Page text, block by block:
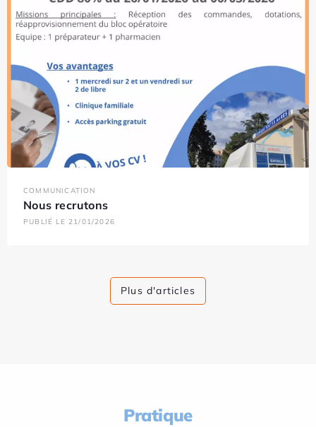
COMMUNICATION
Nous recrutons
PUBLIÉ LE 21/01/2026
Plus d'articles
Pratique